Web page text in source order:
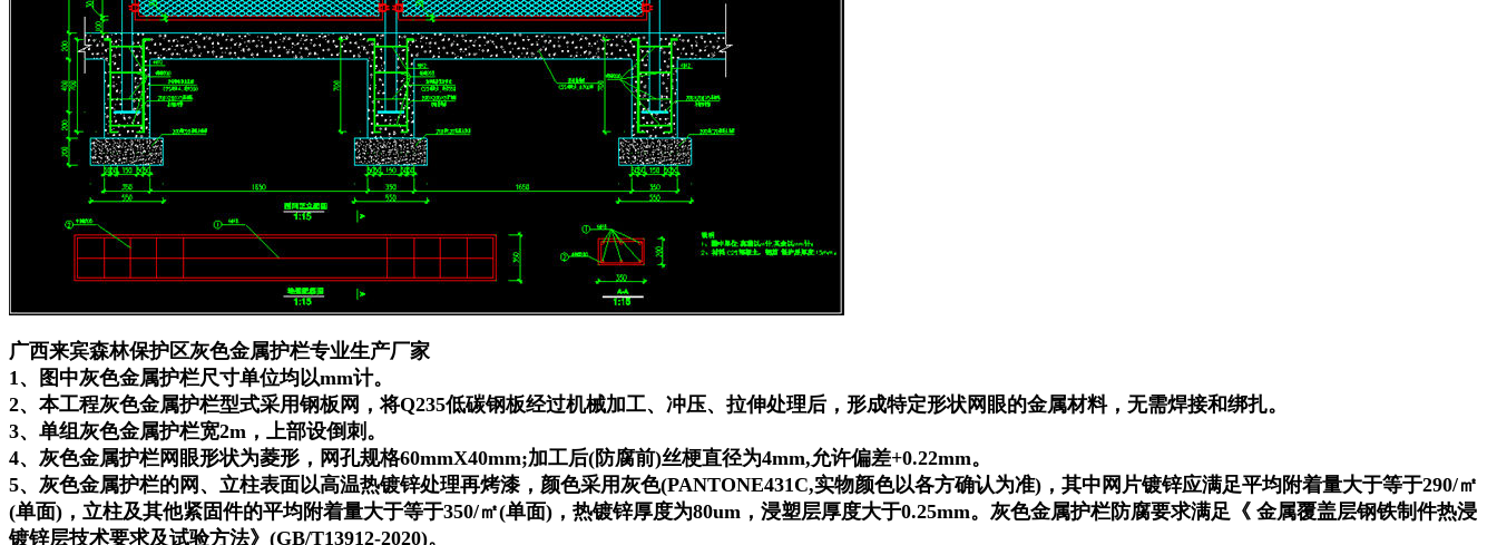
广西来宾森林保护区灰色金属护栏专业生产厂家
1、图中灰色金属护栏尺寸单位均以mm计。
2、本工程灰色金属护栏型式采用钢板网，将Q235低碳钢板经过机械加工、冲压、拉伸处理后，形成特定形状网眼的金属材料，无需焊接和绑扎。
3、单组灰色金属护栏宽2m，上部设倒刺。
4、灰色金属护栏网眼形状为菱形，网孔规格60mmX40mm;加工后(防腐前)丝梗直径为4mm,允许偏差+0.22mm。
5、灰色金属护栏的网、立柱表面以高温热镀锌处理再烤漆，颜色采用灰色(PANTONE431C,实物颜色以各方确认为准)，其中网片镀锌应满足平均附着量大于等于290/㎡
(单面)，立柱及其他紧固件的平均附着量大于等于350/㎡(单面)，热镀锌厚度为80um，浸塑层厚度大于0.25mm。灰色金属护栏防腐要求满足《 金属覆盖层钢铁制件热浸
镀锌层技术要求及试验方法》(GB/T13912-2020)。